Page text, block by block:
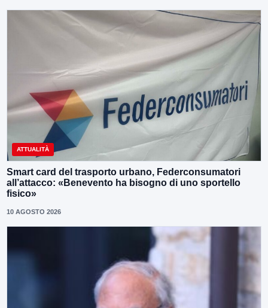
ATTUALITÀ
Smart card del trasporto urbano, Federconsumatori
all’attacco: «Benevento ha bisogno di uno sportello
fisico»
10 AGOSTO 2026